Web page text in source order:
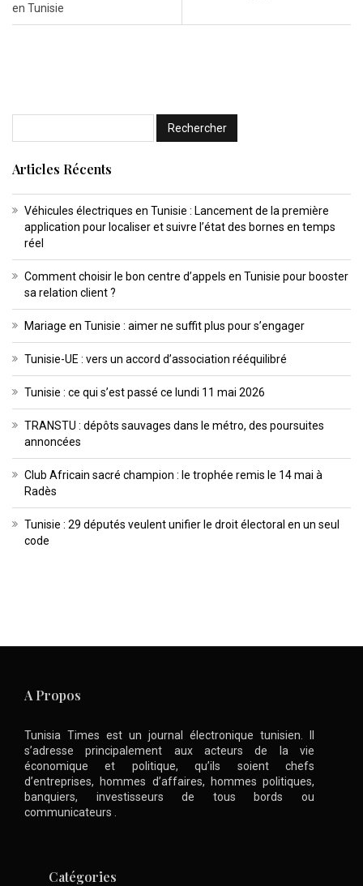
en Tunisie
Articles Récents
Véhicules électriques en Tunisie : Lancement de la première
application pour localiser et suivre l’état des bornes en temps
réel
Comment choisir le bon centre d’appels en Tunisie pour booster
sa relation client ?
Mariage en Tunisie : aimer ne suffit plus pour s’engager
Tunisie-UE : vers un accord d’association rééquilibré
Tunisie : ce qui s’est passé ce lundi 11 mai 2026
TRANSTU : dépôts sauvages dans le métro, des poursuites
annoncées
Club Africain sacré champion : le trophée remis le 14 mai à
Radès
Tunisie : 29 députés veulent unifier le droit électoral en un seul
code
A Propos
Tunisia Times est un journal électronique tunisien. Il
s’adresse principalement aux acteurs de la vie
économique et politique, qu’ils soient chefs
d’entreprises, hommes d’affaires, hommes politiques,
banquiers, investisseurs de tous bords ou
communicateurs .
Catégories